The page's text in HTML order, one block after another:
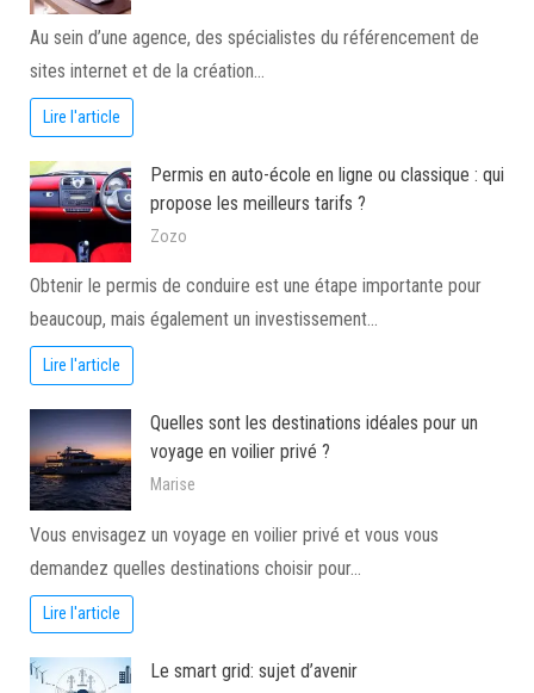
Au sein d’une agence, des spécialistes du référencement de
sites internet et de la création…
Lire l'article
Permis en auto-école en ligne ou classique : qui
propose les meilleurs tarifs ?
Zozo
Obtenir le permis de conduire est une étape importante pour
beaucoup, mais également un investissement…
Lire l'article
Quelles sont les destinations idéales pour un
voyage en voilier privé ?
Marise
Vous envisagez un voyage en voilier privé et vous vous
demandez quelles destinations choisir pour…
Lire l'article
Le smart grid: sujet d’avenir